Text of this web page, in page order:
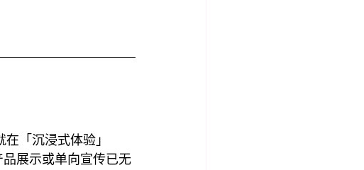
「沉浸式体验」
品展示或单向宣传已无